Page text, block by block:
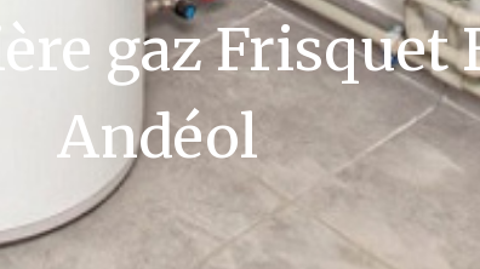
gaz Frisquet
Andéol